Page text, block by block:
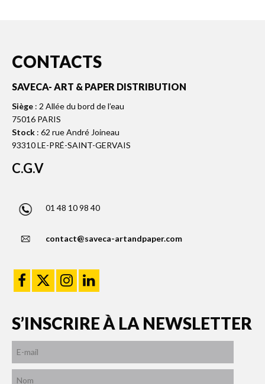
CONTACTS
SAVECA- ART & PAPER DISTRIBUTION
Siège : 2 Allée du bord de l’eau
75016 PARIS
Stock : 62 rue André Joineau
93310 LE-PRÉ-SAINT-GERVAIS
C.G.V
01 48 10 98 40
contact@saveca-artandpaper.com
S’INSCRIRE À LA NEWSLETTER